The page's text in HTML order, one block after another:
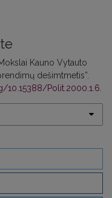
Kauno Vytauto
dešimtmetis”.
10.15388/Polit.2000.1.6